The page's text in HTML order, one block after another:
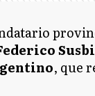
, que